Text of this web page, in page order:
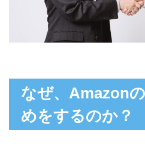
なぜ、Amazon
めをするのか？